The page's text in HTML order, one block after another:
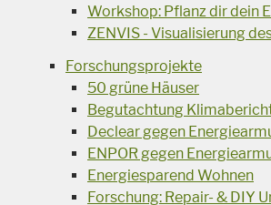
Workshop: Pflanz dir dein
ZENVIS - Visualisierung
Forschungsprojekte
50 grüne Häuser
Begutachtung
Declear gegen
ENPOR gegen
Energiesparend Wohnen
Forschung: Repair- & DIY